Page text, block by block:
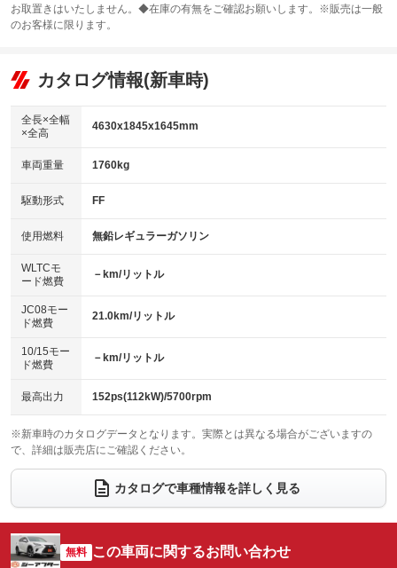
サンルーフ
：装備あり ABS
リフトアップ
：装備なし
：装備なし
パワーウィンドウ
アイドリングストップ
：装備あり
USB入力端子
：装備あり
100V電源
：装備なし
センターデフロック
：装備なし
電動格納ミラー
：装備あり
TV：フルセグ
：装備あり
ビジュアル：ブルーレイ再生／DVD再生
：装備あり
：装備あり
革シート
キーレス
HID(キセノンライト)
：装備なし
バックカメラ
：装備あり
エアロ
：装備なし
：装備なし
パワーシート
ベンチシート
：装備なし
チップアップシート
：装備なし
：装備なし ：装備あり
ウォークスルー
：装備なし
電動リアゲート フロントカメラ
：装備なし
：装備なし ：装備なし
サイドカメラ
：装備あり ルーフレール
：装備なし
お取置きはいたしません。◆在庫の有無をご確認お願いします。※販売は一般
のお客様に限ります。
カタログ情報(新車時)
全長×全幅
×全高
4630x1845x1645mm
車両重量 1760kg
駆動形式 FF
使用燃料 無鉛レギュラーガソリン
WLTCモ
ード燃費
－km/リットル
JC08モー
ド燃費
21.0km/リットル
10/15モー
ド燃費
－km/リットル
最高出力 152ps(112kW)/5700rpm
※新車時のカタログデータとなります。実際とは異なる場合がございますの
で、詳細は販売店にご確認ください。
カタログで車種情報を詳しく見る
無料 この車両に関するお問い合わせ